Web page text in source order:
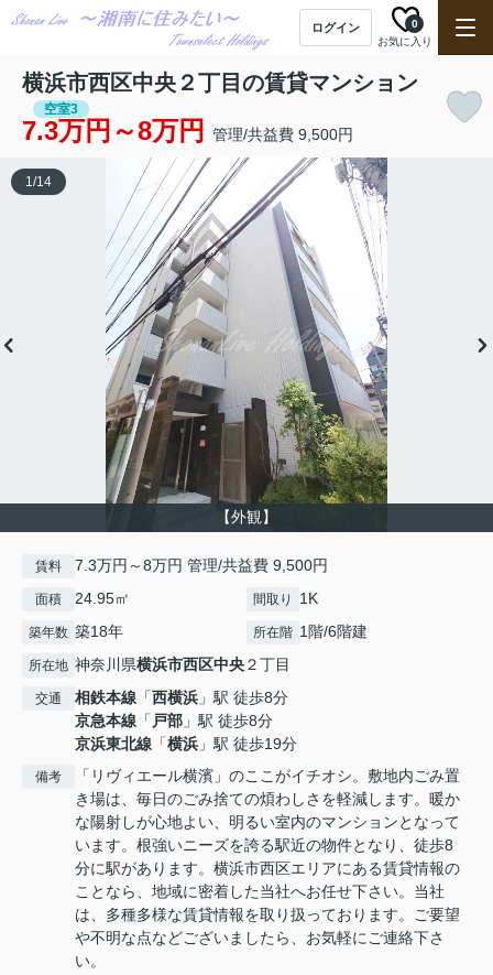
ログイン
お気に入り
0
横浜市西区中央２丁目の賃貸マンション
空室3
7.3万円～8万円 管理/共益費 9,500円
【外観】
1/14
賃料 7.3万円～8万円 管理/共益費 9,500円
面積 24.95㎡ 間取り 1K
築年数 築18年 所在階 1階/6階建
所在地 神奈川県横浜市西区中央２丁目
交通 相鉄本線 「西横浜 」駅 徒歩8分
京急本線 「 戸部 」駅 徒歩8分
京浜東北線 「横浜 」駅 徒歩19分
備考
「リヴィエール横濱」のここがイチオシ。敷地内ごみ置
き場は、毎日のごみ捨ての煩わしさを軽減します。暖か
な陽射しが心地よい、明るい室内のマンションとなって
います。根強いニーズを誇る駅近の物件となり、徒歩8
分に駅があります。横浜市西区エリアにある賃貸情報の
ことなら、地域に密着した当社へお任せ下さい。当社
は、多種多様な賃貸情報を取り扱っております。ご要望
や不明な点などございましたら、お気軽にご連絡下さ
い。